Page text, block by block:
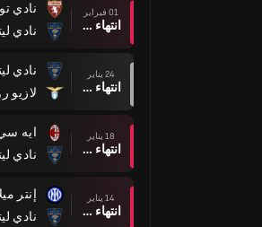
01 فبراير
انتهاء وقت المباراة
نادي
نادي
24 يناير
انتهاء وقت المباراة
نادي
لازيو
18 يناير
انتهاء وقت المباراة
ايه
نادي
14 يناير
انتهاء وقت المباراة
إنتر
نادي